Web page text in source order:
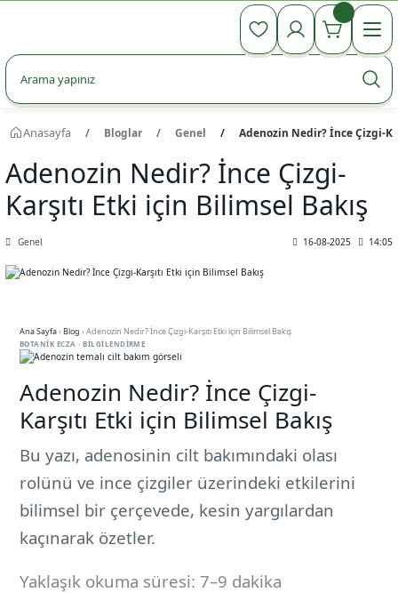
990 TL Üzeri Ücretsiz Kargo
990 TL Üzeri Ücretsiz Kargo
Anasayfa Bloglar Genel Adenozin Nedir? İnce Çizgi-
Adenozin Nedir? İnce Çizgi-
Karşıtı Etki için Bilimsel Bakış
Genel 16-08-2025 14:05
Ana Sayfa›Blog ›Adenozin Nedir? İnce Çizgi-Karşıtı Etki için Bilimsel Bakış
BOTANIK ECZA · BILGILENDIRME
Adenozin Nedir? İnce Çizgi-
Karşıtı Etki için Bilimsel Bakış
Bu yazı, adenosinin cilt bakımındaki olası
rolünü ve ince çizgiler üzerindeki etkilerini
bilimsel bir çerçevede, kesin yargılardan
kaçınarak özetler.
Yaklaşık okuma süresi: 7–9 dakika